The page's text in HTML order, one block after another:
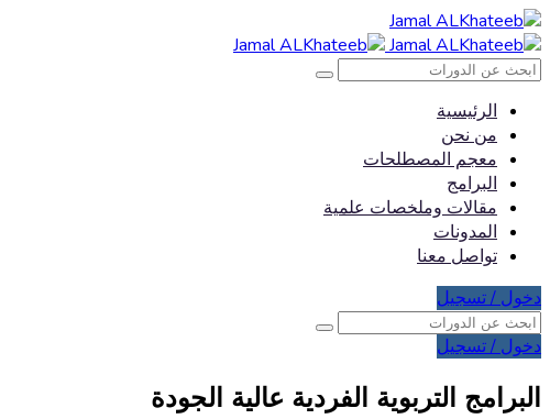
الرئيسية
من نحن
معجم المصطلحات
البرامج
مقالات وملخصات علمية
المدونات
تواصل معنا
دخول / تسجيل
دخول / تسجيل
البرامج التربوية الفردية عالية الجودة